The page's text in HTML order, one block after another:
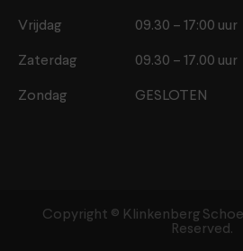
Vrijdag 09.30 – 17:00 uur
Zaterdag 09.30 – 17.00 uur
Zondag GESLOTEN
Copyright ©️ Klinkenberg
Reserved.